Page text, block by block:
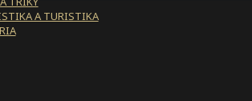
A TURISTIKA